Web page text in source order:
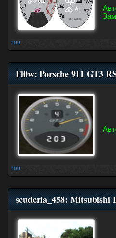
TDU
Fl0w: Porsche 911 GT3
TDU
scuderia_458: